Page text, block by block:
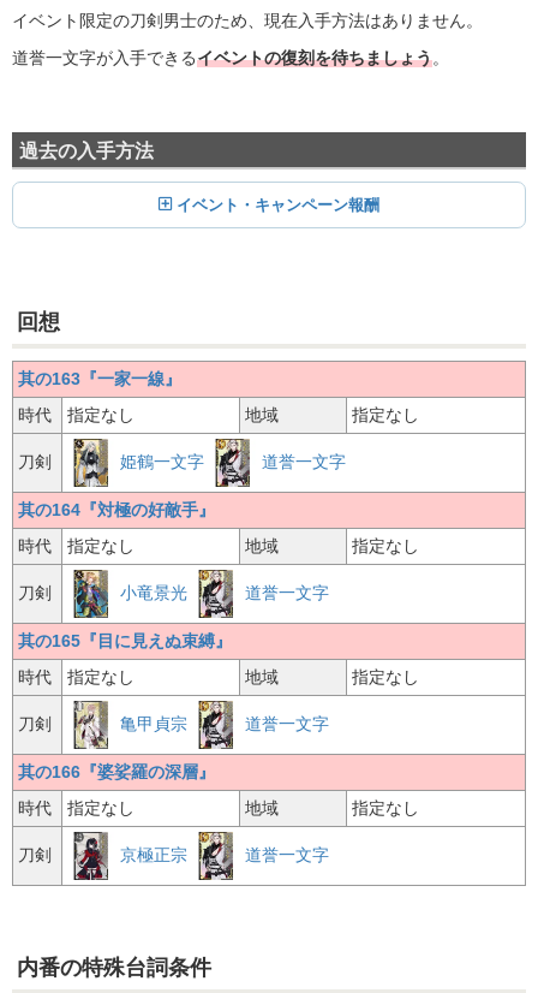
イベント限定の刀剣男士のため、現在入手方法はありません。
道誉一文字が入手できるイベントの復刻を待ちましょう。
過去の入手方法
イベント・キャンペーン報酬
回想
其の163『一家一線』
時代
指定なし 地域 指定なし
刀剣 姫鶴一文字 道誉一文字
其の164『対極の好敵手』
時代
指定なし 地域 指定なし
刀剣 小竜景光 道誉一文字
其の165『目に見えぬ束縛』
時代
指定なし 地域 指定なし
刀剣 亀甲貞宗 道誉一文字
其の166『婆娑羅の深層』
時代
指定なし 地域 指定なし
刀剣 京極正宗 道誉一文字
内番の特殊台詞条件